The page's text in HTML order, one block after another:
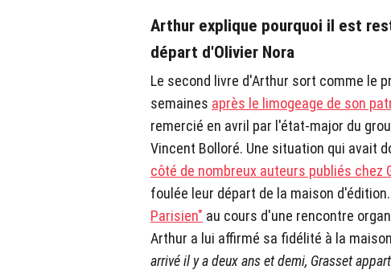
Arthur explique pourquoi il est
départ d'Olivier Nora
Le second livre d'Arthur sort comme le
semaines après le limogeage de son
remercié en avril par l'état-major du
Vincent Bolloré. Une situation qui avait
côté de nombreux auteurs publiés chez
foulée leur départ de la maison d'édition.
Parisien" au cours d'une rencontre
Arthur a lui affirmé sa fidélité à la
arrivé il y a deux ans et demi, Grasset